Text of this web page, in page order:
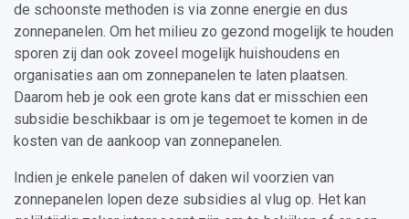
de schoonste methoden is via zonne energie en dus
zonnepanelen. Om het milieu zo gezond mogelijk te houden
sporen zij dan ook zoveel mogelijk huishoudens en
organisaties aan om zonnepanelen te laten plaatsen.
Daarom heb je ook een grote kans dat er misschien een
subsidie beschikbaar is om je tegemoet te komen in de
kosten van de aankoop van zonnepanelen.
Indien je enkele panelen of daken wil voorzien van
zonnepanelen lopen deze subsidies al vlug op. Het kan